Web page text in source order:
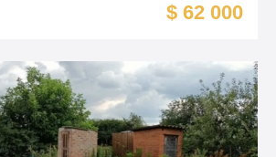
$ 62 000